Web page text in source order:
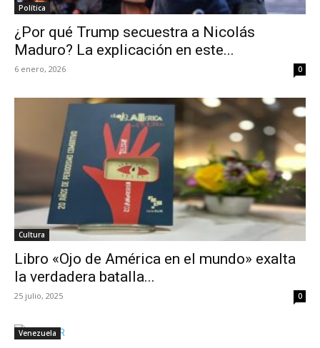
Política
¿Por qué Trump secuestra a Nicolás
Maduro? La explicación en este...
6 enero, 2026 0
Cultura
Libro «Ojo de América en el mundo» exalta
la verdadera batalla...
25 julio, 2025 0
Venezuela